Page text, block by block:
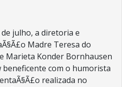
julho, a diretoria e
Madre Teresa do
Marieta Konder Bornhausen
com o humorista
realizada no